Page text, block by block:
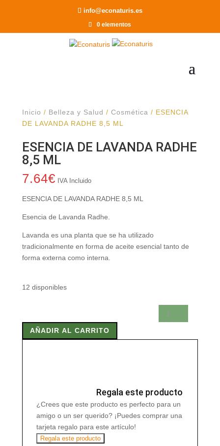
info@econaturis.es
0 elementos
Inicio / Belleza y Salud / Cosmética / ESENCIA
DE LAVANDA RADHE 8,5 ML
ESENCIA DE LAVANDA RADHE
8,5 ML
7.64€ IVA Incluido
ESENCIA DE LAVANDA RADHE 8,5 ML
Esencia de Lavanda Radhe.
Lavanda es una planta que se ha utilizado
tradicionalmente en forma de aceite esencial tanto de
forma externa como interna.
12 disponibles
DE
LAVANDA
AÑADIR AL CARRITO
Regala este producto
¿Crees que este producto es perfecto para un
amigo o un ser querido? ¡Puedes comprar una
tarjeta regalo para este artículo!
Regala este producto